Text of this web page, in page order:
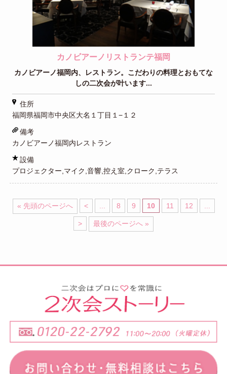
カノビアーノリストランテ福岡
カノビアーノ福岡内、レストラン。こだわりの料理とおもてな
しの二次会が叶います...
住所
福岡県福岡市中央区大名１丁目１−１２
備考
カノビアーノ福岡内レストラン
設備
プロジェクター,マイク,音響,控え室,クローク,テラス
« 先頭のページへ < 8 9 10 11 12
> 最後のページへ »